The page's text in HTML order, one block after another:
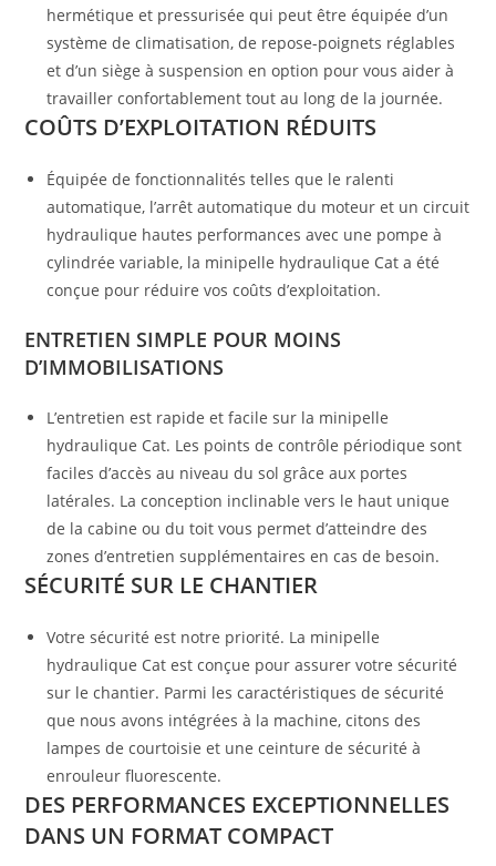
hermétique et pressurisée qui peut être équipée d’un
système de climatisation, de repose-poignets réglables
et d’un siège à suspension en option pour vous aider à
travailler confortablement tout au long de la journée.
COÛTS D’EXPLOITATION RÉDUITS
Équipée de fonctionnalités telles que le ralenti
automatique, l’arrêt automatique du moteur et un circuit
hydraulique hautes performances avec une pompe à
cylindrée variable, la minipelle hydraulique Cat a été
conçue pour réduire vos coûts d’exploitation.
ENTRETIEN SIMPLE POUR MOINS
D’IMMOBILISATIONS
L’entretien est rapide et facile sur la minipelle
hydraulique Cat. Les points de contrôle périodique sont
faciles d’accès au niveau du sol grâce aux portes
latérales. La conception inclinable vers le haut unique
de la cabine ou du toit vous permet d’atteindre des
zones d’entretien supplémentaires en cas de besoin.
SÉCURITÉ SUR LE CHANTIER
Votre sécurité est notre priorité. La minipelle
hydraulique Cat est conçue pour assurer votre sécurité
sur le chantier. Parmi les caractéristiques de sécurité
que nous avons intégrées à la machine, citons des
lampes de courtoisie et une ceinture de sécurité à
enrouleur fluorescente.
DES PERFORMANCES EXCEPTIONNELLES
DANS UN FORMAT COMPACT